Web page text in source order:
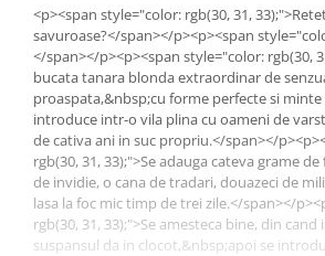
<p><span style="color: rgb(30, 31,
savuroase?</span></p><p><span
</span></p><p><span style="color: rgb(30,
bucata tanara blonda extraordinar de
proaspata,&nbsp;cu forme perfecte si minte
introduce intr-o vila plina cu oameni de
de cativa ani in suc propriu.</span></
rgb(30, 31, 33);">Se adauga cateva grame
de invidie, o cana de tradari, douazeci de
lasa la foc mic timp de trei zile.</span></
rgb(30, 31, 33);">Se amesteca bine, din cand
suspansul da in clocot,&nbsp;apoi se